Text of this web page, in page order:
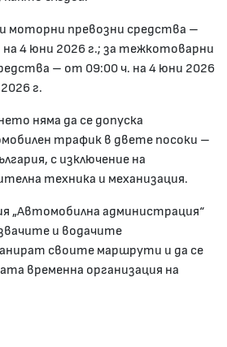
моторни превозни средства –
на 4 юни 2026 г.; за тежкотоварни
– от 09:00 ч. на 4 юни 2026
г.
няма да се допуска
трафик в двете посоки –
с изключение на
техника и механизация.
„Автомобилна администрация“
и водачите
своите маршрути и да се
временна организация на